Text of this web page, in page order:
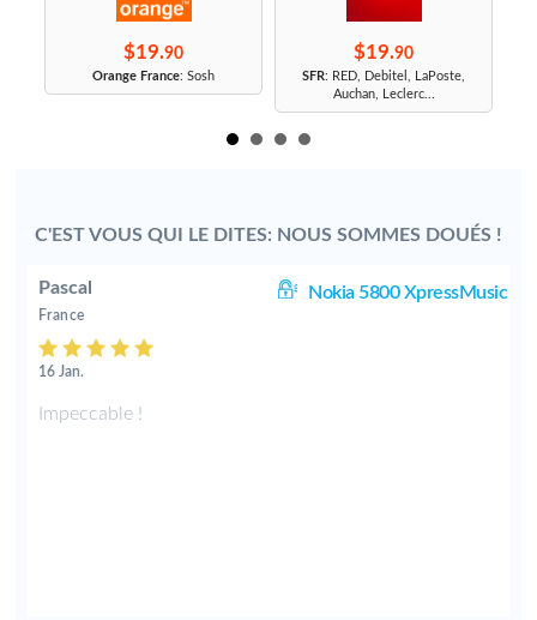
$19.90
Orange France: Sosh
$19.90
SFR: RED, Debitel, LaPoste,
Auchan, Leclerc...
C'EST VOUS QUI LE DITES: NOUS SOMMES DOUÉS !
Pascal Nokia 5800 XpressMusic
France
16 Jan.
Impeccable !